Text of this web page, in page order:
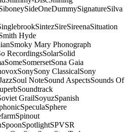
SideOneDummySignatureSilva
SintezSireSireenaSituation
Hyde
Smoky Mary Phonograph
RecordingsSolarSolid
SomeSomersetSona Gaia
SonySony ClassicalSony
Soul NoteSound AspectsSounds Of
Soundtrack
GrailSoyuzSpanish
SpeculaSphere
Spinout
SpoonSpotlightSPVSR